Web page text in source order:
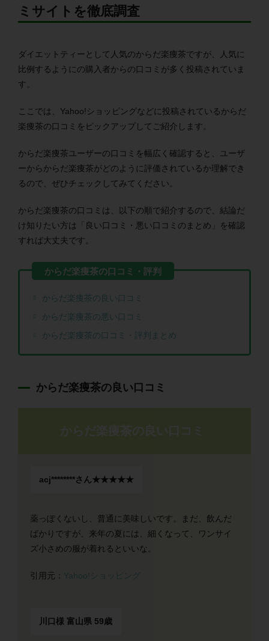
ミサイトを徹底調査
ダイエットティーとして人気のからだ楽痩茶ですが、人気に
比例するようにの購入者からの口コミが多く投稿されていま
す。
ここでは、Yahoo!ショッピングなどに投稿されているからだ
楽痩茶の口コミをピックアップしてご紹介します。
からだ楽痩茶ユーザーの口コミを幅広く確認すると、ユーザ
ーからからだ楽痩茶がどのように評価されているか理解でき
るので、ぜひチェックしてみてください。
からだ楽痩茶の口コミは、以下の順で紹介するので、結論だ
け知りたい方は「良い口コミ・悪い口コミのまとめ」を確認
すれば大丈夫です。
からだ楽痩茶の良い口コミ
からだ楽痩茶の悪い口コミ
からだ楽痩茶の口コミ・評判まとめ
からだ楽痩茶の良い口コミ
acj********さん★★★★★
薬っぽくないし、普通に美味しいです。まだ、飲んだ
ばかりですが、来年の夏には、細くなって、ワンサイ
ズ小さめの服が着れるといいな。
引用元： Yahoo!ショッピング
川口様 富山県 59歳